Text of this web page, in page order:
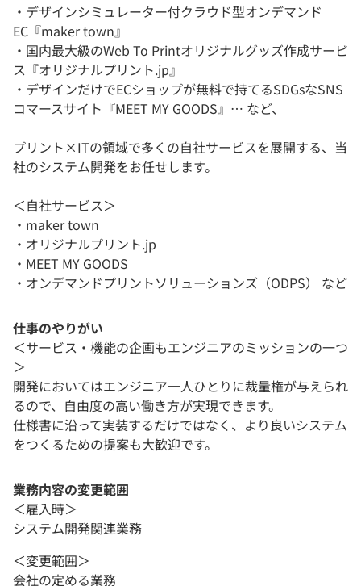
・デザインシミュレーター付クラウド型オンデマンド
EC『maker town』
・国内最大級のWeb To Printオリジナルグッズ作成サービ
ス『オリジナルプリント.jp』
・デザインだけでECショップが無料で持てるSDGsなSNS
コマースサイト『MEET MY GOODS』… など、
プリント×ITの領域で多くの自社サービスを展開する、当
社のシステム開発をお任せします。
＜自社サービス＞
・maker town
・オリジナルプリント.jp
・MEET MY GOODS
・オンデマンドプリントソリューションズ（ODPS） など
仕事のやりがい
＜サービス・機能の企画もエンジニアのミッションの一つ
＞
開発においてはエンジニア一人ひとりに裁量権が与えられ
るので、自由度の高い働き方が実現できます。
仕様書に沿って実装するだけではなく、より良いシステム
をつくるための提案も大歓迎です。
業務内容の変更範囲
＜雇入時＞
システム開発関連業務
＜変更範囲＞
会社の定める業務